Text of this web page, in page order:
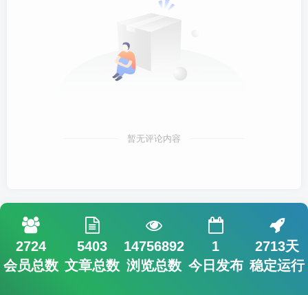
暂无评论内容
2724
会员总数
5403
文章总数
14756892
浏览总数
1
今日发布
2713天
稳定运行